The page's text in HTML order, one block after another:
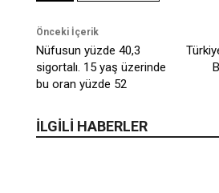
Önceki İçerik
Nüfusun yüzde 40,3
sigortalı. 15 yaş üzerinde
bu oran yüzde 52
İLGİLİ HABERLER